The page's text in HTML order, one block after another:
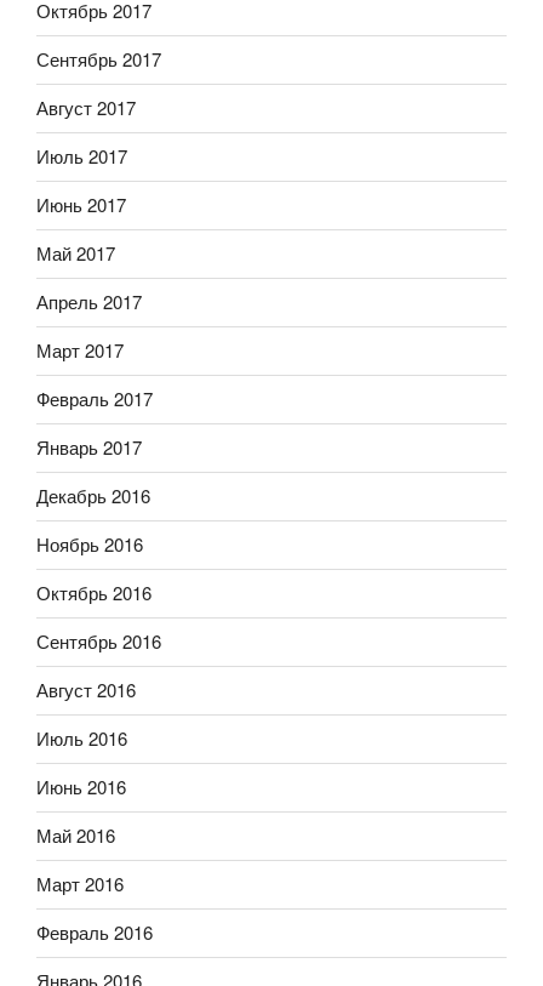
Октябрь 2017
Сентябрь 2017
Август 2017
Июль 2017
Июнь 2017
Май 2017
Апрель 2017
Март 2017
Февраль 2017
Январь 2017
Декабрь 2016
Ноябрь 2016
Октябрь 2016
Сентябрь 2016
Август 2016
Июль 2016
Июнь 2016
Май 2016
Март 2016
Февраль 2016
Январь 2016